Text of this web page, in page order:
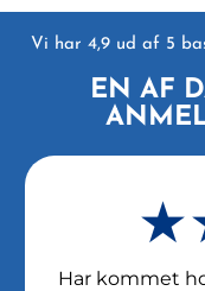
Vi har 4,9 ud af 5
EN AF
Har kommet